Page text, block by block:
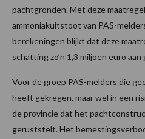
pachtgronden. Met deze
ammoniakuitstoot van PAS-
berekeningen blijkt dat deze
schatting zo’n 1,3 miljoen euro
Voor de groep PAS-melders die
heeft gekregen, maar wel in een
de provincie dat het
geruststelt. Het